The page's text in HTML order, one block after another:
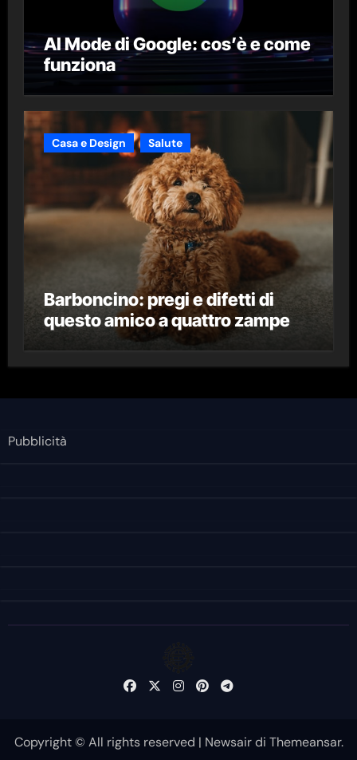
AI Mode di Google: cos’è e come
funziona
Casa e Design Salute
Barboncino: pregi e difetti di
questo amico a quattro zampe
Pubblicità
Copyright © All rights reserved | Newsairdi Themeansar.